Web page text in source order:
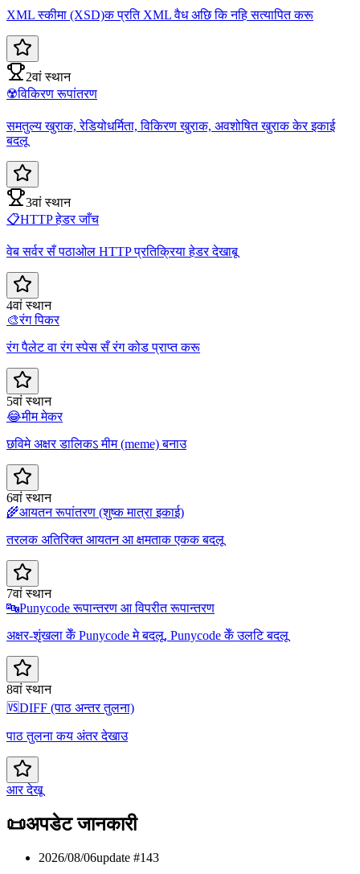
XML स्कीमा (XSD)क प्रति XML वैध अछि कि नहि सत्यापित करू
2वां स्थान
☢️विकिरण रूपांतरण
समतुल्य खुराक, रेडियोधर्मिता, विकिरण खुराक, अवशोषित खुराक केर इकाई
बदलू
3वां स्थान
📋HTTP हेडर जाँच
वेब सर्वर सँ पठाओल HTTP प्रतिक्रिया हेडर देखाबू
4वां स्थान
🎨रंग पिकर
रंग पैलेट वा रंग स्पेस सँ रंग कोड प्राप्त करू
5वां स्थान
😂मीम मेकर
छविमे अक्षर डालिकऽ मीम (meme) बनाउ
6वां स्थान
🌾आयतन रूपांतरण (शुष्क मात्रा इकाई)
तरलक अतिरिक्त आयतन आ क्षमताक एकक बदलू
7वां स्थान
🔤Punycode रूपान्तरण आ विपरीत रूपान्तरण
अक्षर-शृंखला केँ Punycode मे बदलू, Punycode केँ उलटि बदलू
8वां स्थान
🆚DIFF (पाठ अन्तर तुलना)
पाठ तुलना कय अंतर देखाउ
आर देखू
📜अपडेट जानकारी
2026/08/06update #143